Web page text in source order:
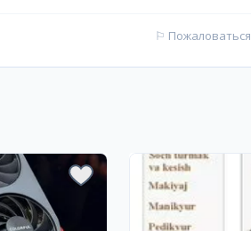
⚐ Пожаловаться